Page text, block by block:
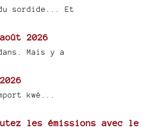
sordide... Et
2026
Mais y a
kwé...
les émissions avec le